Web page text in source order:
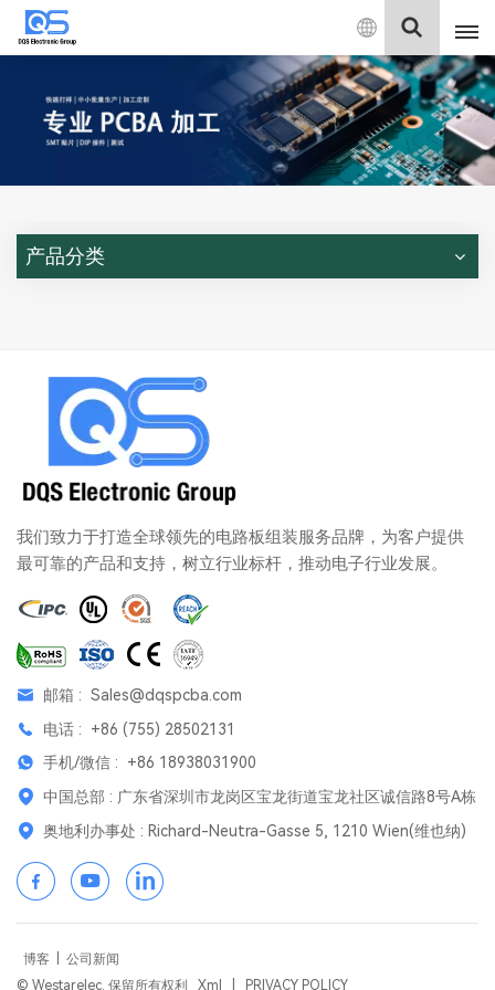
中
文
English
中文
Deutsch
产品分类
我们致力于打造全球领先的电路板组装服务品牌，为客户提供
最可靠的产品和支持，树立行业标杆，推动电子行业发展。
邮箱 : Sales@dqspcba.com
电话 : +86 (755) 28502131
手机/微信 : +86 18938031900
中国总部 : 广东省深圳市龙岗区宝龙街道宝龙社区诚信路8号A栋
奥地利办事处 : Richard-Neutra-Gasse 5, 1210 Wien(维也纳)
博客
公司新闻
© Westarelec. 保留所有权利
Xml PRIVACY POLICY